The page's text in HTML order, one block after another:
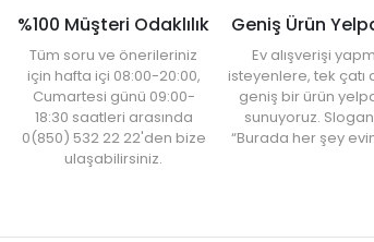
%100 Müşteri Odaklılık
Tüm soru ve önerileriniz
için hafta içi 08:00-20:00,
Cumartesi günü 09:00-
18:30 saatleri arasında
0(850) 532 22 22'den bize
ulaşabilirsiniz.
Geniş Ürün
Ev alışverişi
isteyenlere, tek çatı
geniş bir ürün
sunuyoruz.
“Burada her şey